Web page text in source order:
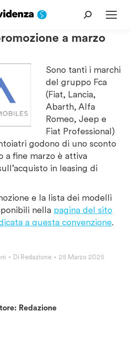
Cerca:
a marzo
Sono tanti i marchi
del gruppo Fca
(Fiat, Lancia,
Abarth, Alfa
Romeo, Jeep e
Fiat Professional)
godono di uno sconto
a fine marzo è attiva
in leasing di
e la lista dei modelli
nella pagina del sito
a questa convenzione.
Di Redazione 25 Marzo 2025
Redazione